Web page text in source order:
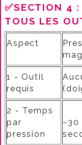
✅SECTION 4
TOUS LES
Aspect
1 - Outil
requis
2 - Temps
par
pression
~30